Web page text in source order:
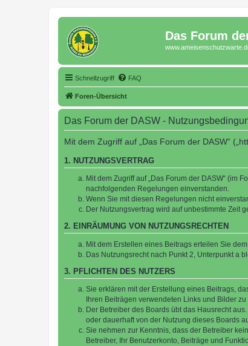
Das Forum
Schnellzugriff FAQ
Foren-Übersicht
Das Forum der DASW -
Mit dem Zugriff auf „Das Forum der DASW“
1. NUTZUNGSVERTRAG
Mit dem Zugriff auf „Das Forum der DASW“ (im
nachfolgenden Regelungen einverstanden.
Wenn Sie mit diesen Regelungen nicht
Der Nutzungsvertrag wird auf unbestimmte Zeit
2. EINRÄUMUNG VON NUTZUNGSRECHTEN
Mit dem Erstellen eines Beitrags erteilen Sie
Das Nutzungsrecht nach Punkt 2, Unterpunkt a
3. PFLICHTEN DES NUTZERS
Sie erklären mit der Erstellung eines Beitrags,
Ihren Beiträgen verwendeten Links und Bilder
Der Betreiber des Boards übt das Hausrecht
oder dauerhaft von der Nutzung dieses Boards
Sie nehmen zur Kenntnis, dass der Betreiber
Betreiber, Ihr Benutzerkonto, Beiträge und